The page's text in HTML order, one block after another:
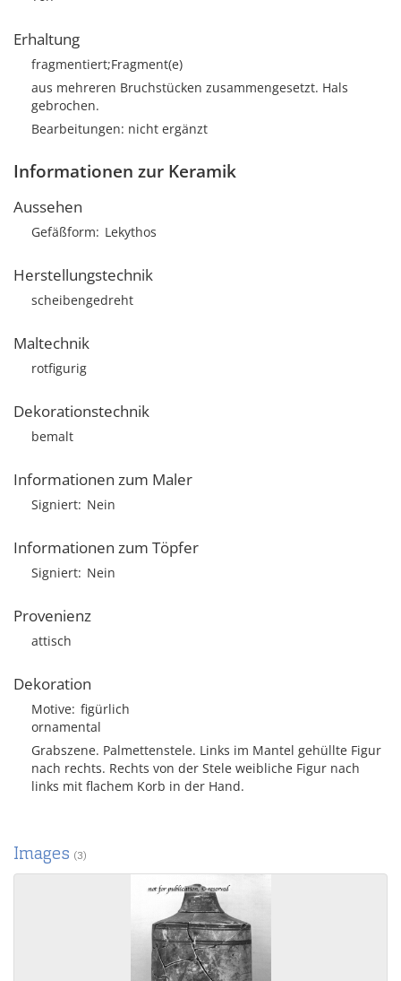
Erhaltung
fragmentiert;Fragment(e)
aus mehreren Bruchstücken zusammengesetzt. Hals
gebrochen.
Bearbeitungen: nicht ergänzt
Informationen zur Keramik
Aussehen
Gefäßform Lekythos
Herstellungstechnik
scheibengedreht
Maltechnik
rotfigurig
Dekorationstechnik
bemalt
Informationen zum Maler
Signiert Nein
Informationen zum Töpfer
Signiert Nein
Provenienz
attisch
Dekoration
Motive figürlich
ornamental
Grabszene. Palmettenstele. Links im Mantel gehüllte Figur
nach rechts. Rechts von der Stele weibliche Figur nach
links mit flachem Korb in der Hand.
Images (3)